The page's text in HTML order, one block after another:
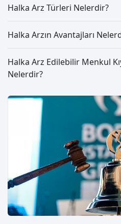
Halka Arz Türleri Nelerdir?
Halka Arzın Avantajları
Halka Arz Edilebilir Menkul
Nelerdir?